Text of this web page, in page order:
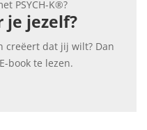
je jezelf?
creëert dat jij wilt? Dan
book te lezen.